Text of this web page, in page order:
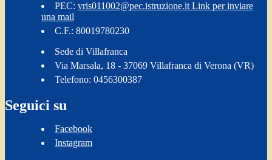
PEC: vris011002@pec.istruzione.it Link per inviare
una mail
C.F.: 80019780230
Sede di Villafranca
Via Marsala, 18 - 37069 Villafranca di Verona (VR)
Telefono: 0456300387
Seguici su
Facebook
Instagram